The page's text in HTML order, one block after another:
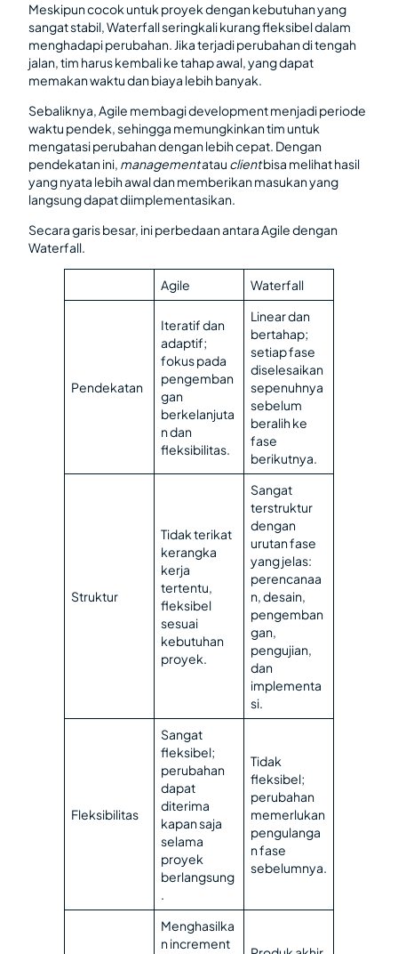
Meskipun cocok untuk proyek dengan kebutuhan yang
sangat stabil, Waterfall seringkali kurang fleksibel dalam
menghadapi perubahan. Jika terjadi perubahan di tengah
jalan, tim harus kembali ke tahap awal, yang dapat
memakan waktu dan biaya lebih banyak.
Sebaliknya, Agile membagi development menjadi periode
waktu pendek, sehingga memungkinkan tim untuk
mengatasi perubahan dengan lebih cepat. Dengan
pendekatan ini, managementatau clientbisa melihat hasil
yang nyata lebih awal dan memberikan masukan yang
langsung dapat diimplementasikan.
Secara garis besar, ini perbedaan antara Agile dengan
Waterfall.
Agile Waterfall
Pendekatan
Iteratif dan
adaptif;
fokus pada
pengemban
gan
berkelanjuta
n dan
fleksibilitas.
Linear dan
bertahap;
setiap fase
diselesaikan
sepenuhnya
sebelum
beralih ke
fase
berikutnya.
Struktur
Tidak terikat
kerangka
kerja
tertentu,
fleksibel
sesuai
kebutuhan
proyek.
Sangat
terstruktur
dengan
urutan fase
yang jelas:
perencanaa
n, desain,
pengemban
gan,
pengujian,
dan
implementa
si.
Fleksibilitas
Sangat
fleksibel;
perubahan
dapat
diterima
kapan saja
selama
proyek
berlangsung
.
Tidak
fleksibel;
perubahan
memerlukan
pengulanga
n fase
sebelumnya.
Menghasilka
n increment